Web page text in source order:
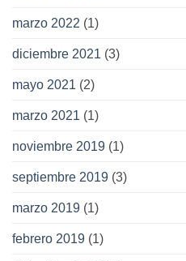
marzo 2022 (1)
diciembre 2021 (3)
mayo 2021 (2)
marzo 2021 (1)
noviembre 2019 (1)
septiembre 2019 (3)
marzo 2019 (1)
febrero 2019 (1)